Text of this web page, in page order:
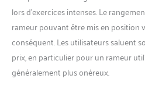
d'eau
ou
lors d’exercices intenses. Le
rameur pouvant être mis en position
conséquent. Les utilisateurs saluent
prix, en particulier pour un rameur
généralement plus onéreux.